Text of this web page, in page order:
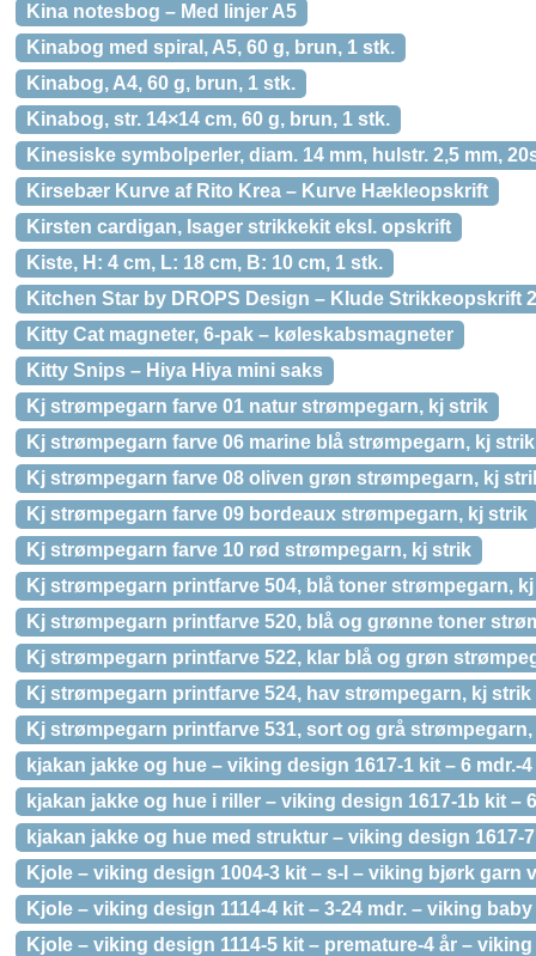
Kina notesbog – Med linjer A5
Kinabog med spiral, A5, 60 g, brun, 1 stk.
Kinabog, A4, 60 g, brun, 1 stk.
Kinabog, str. 14×14 cm, 60 g, brun, 1 stk.
Kinesiske symbolperler, diam. 14 mm, hulstr. 2,5 mm,
Kirsebær Kurve af Rito Krea – Kurve Hækleopskrift
Kirsten cardigan, Isager strikkekit eksl. opskrift
Kiste, H: 4 cm, L: 18 cm, B: 10 cm, 1 stk.
Kitchen Star by DROPS Design – Klude Strikkeopskrift
Kitty Cat magneter, 6-pak – køleskabsmagneter
Kitty Snips – Hiya Hiya mini saks
Kj strømpegarn farve 01 natur strømpegarn, kj strik
Kj strømpegarn farve 06 marine blå strømpegarn, kj strik
Kj strømpegarn farve 08 oliven grøn strømpegarn, kj
Kj strømpegarn farve 09 bordeaux strømpegarn, kj strik
Kj strømpegarn farve 10 rød strømpegarn, kj strik
Kj strømpegarn printfarve 504, blå toner strømpegarn,
Kj strømpegarn printfarve 520, blå og grønne toner
Kj strømpegarn printfarve 522, klar blå og grøn
Kj strømpegarn printfarve 524, hav strømpegarn, kj strik
Kj strømpegarn printfarve 531, sort og grå
kjakan jakke og hue – viking design 1617-1 kit – 6 mdr.-4
kjakan jakke og hue i riller – viking design 1617-1b kit – 6
kjakan jakke og hue med struktur – viking design 1617-
Kjole – viking design 1004-3 kit – s-l – viking bjørk garn
Kjole – viking design 1114-4 kit – 3-24 mdr. – viking
Kjole – viking design 1114-5 kit – premature-4 år –